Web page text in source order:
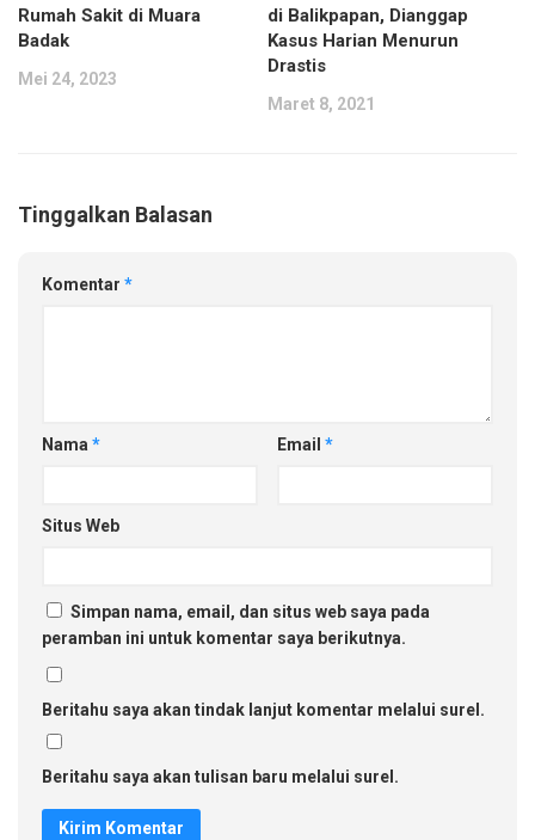
Rumah Sakit di Muara
Badak
Mei 24, 2023
di Balikpapan, Dianggap
Kasus Harian Menurun
Drastis
Maret 8, 2021
Tinggalkan Balasan
Komentar *
Nama * Email *
Situs Web
Simpan nama, email, dan situs web saya pada
peramban ini untuk komentar saya berikutnya.
Beritahu saya akan tindak lanjut komentar melalui surel.
Beritahu saya akan tulisan baru melalui surel.